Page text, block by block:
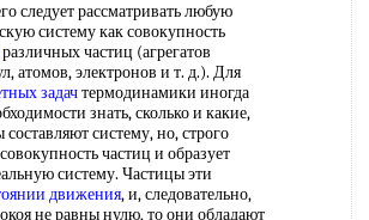
рассматривать любую
систему как совокупность
различных частиц (агрегатов
атомов, электронов и т. д.). Для
задачтермодинамики иногда
знать, сколько и какие,
систему, но, строго
частиц и образует
систему. Частицы эти
движения, и, следовательно,
не равны нулю, то они обладают